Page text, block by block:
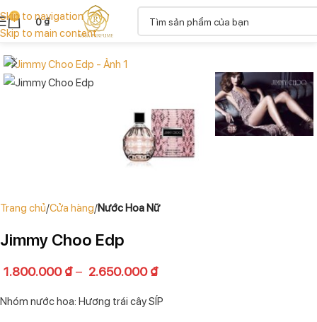
Skip to navigation
Skip to main content
0 0₫
Trang chủ Cửa hàng Nước Hoa Nữ
Jimmy Choo Edp
1.800.000₫– 2.650.000₫
Nhóm nước hoa: Hương trái cây SÍP